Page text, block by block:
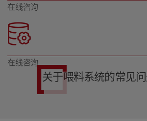
在线咨询
在线咨询
关于喂料系统的常见